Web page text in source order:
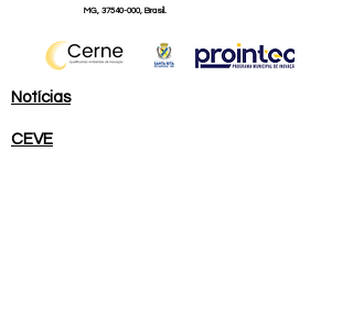
MG, 37540-000, Brasil.
Notícias
CEVE